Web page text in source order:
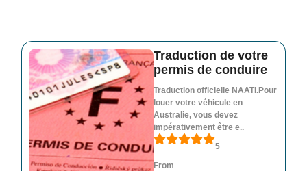
Traduction de votre
permis de conduire
Traduction officielle NAATI.Pour
louer votre véhicule en
Australie, vous devez
impérativement être e..
5
From